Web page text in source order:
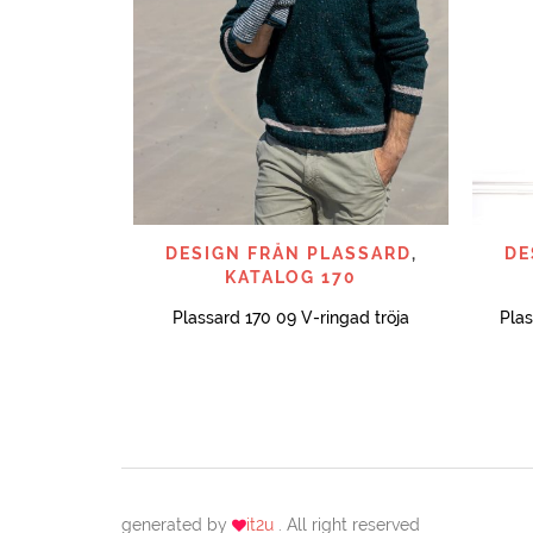
SNABBTITT
DESIGN FRÅN PLASSARD,
KATALOG 170
Plassard 170 09 V-ringad tröja
generated by it2u . All right reserved